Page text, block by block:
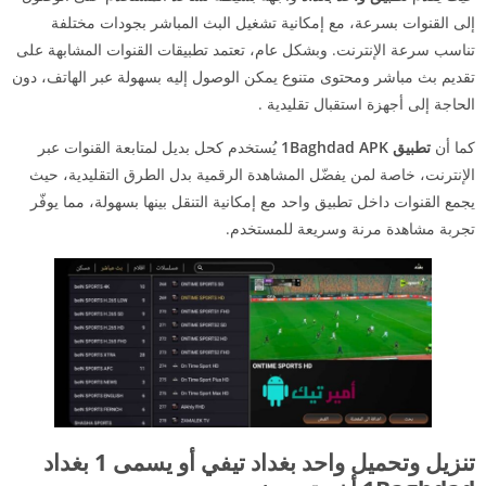
إلى القنوات بسرعة، مع إمكانية تشغيل البث المباشر بجودات مختلفة
تناسب سرعة الإنترنت. وبشكل عام، تعتمد تطبيقات القنوات المشابهة على
تقديم بث مباشر ومحتوى متنوع يمكن الوصول إليه بسهولة عبر الهاتف، دون
الحاجة إلى أجهزة استقبال تقليدية .
كما أن تطبيق 1Baghdad APK يُستخدم كحل بديل لمتابعة القنوات عبر
الإنترنت، خاصة لمن يفضّل المشاهدة الرقمية بدل الطرق التقليدية، حيث
يجمع القنوات داخل تطبيق واحد مع إمكانية التنقل بينها بسهولة، مما يوفّر
تجربة مشاهدة مرنة وسريعة للمستخدم.
تنزيل وتحميل واحد بغداد تيفي أو يسمى 1 بغداد